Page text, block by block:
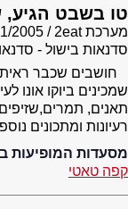
טו בשבט הגיע,
מערכת 2eat
2005
סדנאות בישול -
חושבים שכבר
שמכינים ביוקו אונו
תאנים,
רעיונות ומתכונים
מסעדות המופיעות
קפה טאטי